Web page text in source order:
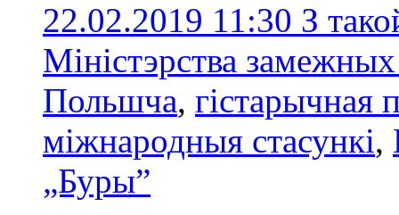
22.02.2019 11:30 З
Міністэрства
Польшча, гістарычная
міжнародныя стасункі,
„Буры”